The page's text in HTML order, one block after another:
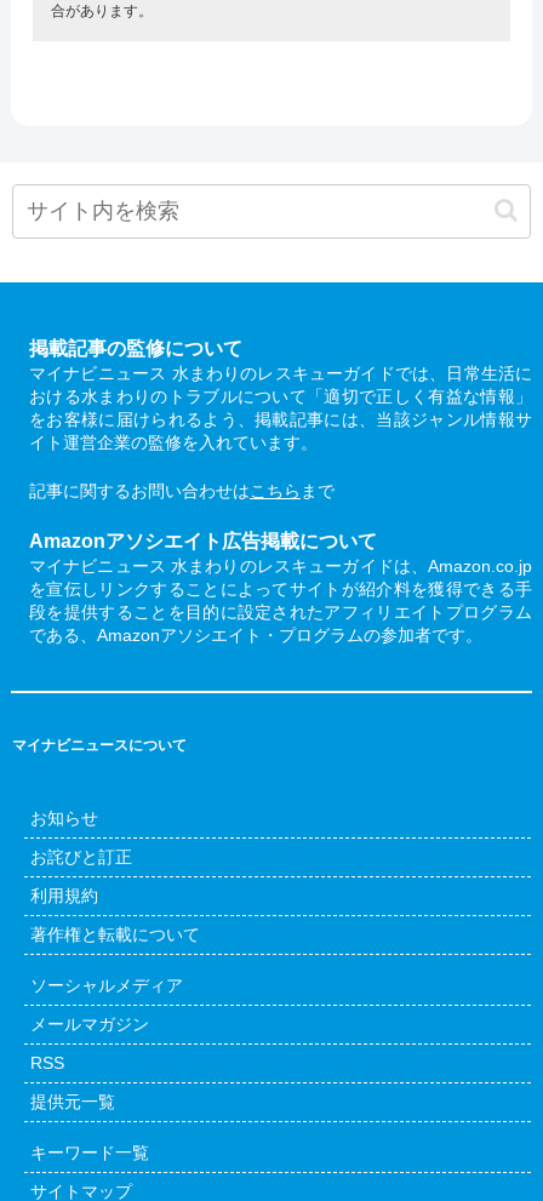
合があります。
掲載記事の監修について
マイナビニュース 水まわりのレスキューガイドでは、日常生活に
おける水まわりのトラブルについて「適切で正しく有益な情報」
をお客様に届けられるよう、掲載記事には、当該ジャンル情報サ
イト運営企業の監修を入れています。
記事に関するお問い合わせはこちら まで
Amazonアソシエイト広告掲載について
マイナビニュース 水まわりのレスキューガイドは、Amazon.co.jp
を宣伝しリンクすることによってサイトが紹介料を獲得できる手
段を提供することを目的に設定されたアフィリエイトプログラム
である、Amazonアソシエイト・プログラムの参加者です。
マイナビニュースについて
お知らせ
お詫びと訂正
利用規約
著作権と転載について
ソーシャルメディア
メールマガジン
RSS
提供元一覧
キーワード一覧
サイトマップ